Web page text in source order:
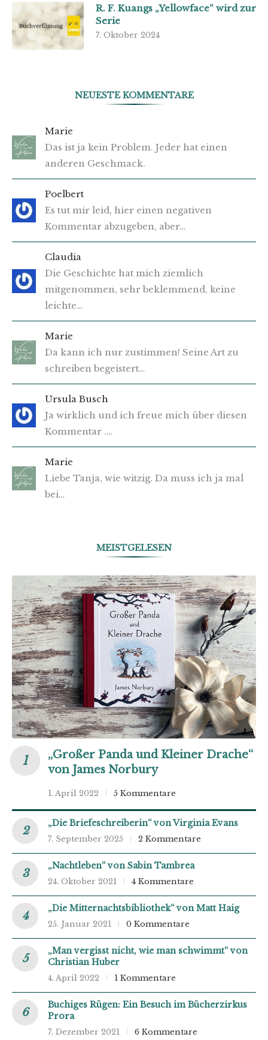
R. F. Kuangs „Yellowface“ wird zur
Serie
7. Oktober 2024
NEUESTE KOMMENTARE
Marie
Das ist ja kein Problem. Jeder hat einen
anderen Geschmack.
Poelbert
Es tut mir leid, hier einen negativen
Kommentar abzugeben, aber…
Claudia
Die Geschichte hat mich ziemlich
mitgenommen, sehr beklemmend, keine
leichte…
Marie
Da kann ich nur zustimmen! Seine Art zu
schreiben begeistert…
Ursula Busch
Ja wirklich und ich freue mich über diesen
Kommentar .…
Marie
Liebe Tanja, wie witzig. Da muss ich ja mal
bei…
MEISTGELESEN
„Großer Panda und Kleiner Drache“
von James Norbury
1. April 2022 5 Kommentare
„Die Briefeschreiberin“ von Virginia Evans
7. September 2025 2 Kommentare
„Nachtleben“ von Sabin Tambrea
24. Oktober 2021 4 Kommentare
„Die Mitternachtsbibliothek“ von Matt Haig
25. Januar 2021 0 Kommentare
„Man vergisst nicht, wie man schwimmt“ von
Christian Huber
4. April 2022 1 Kommentare
Buchiges Rügen: Ein Besuch im Bücherzirkus
Prora
7. Dezember 2021 6 Kommentare